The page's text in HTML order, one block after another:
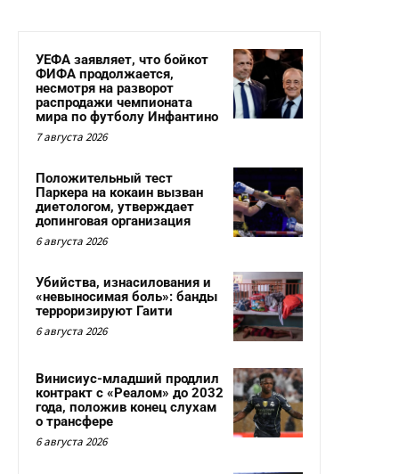
УЕФА заявляет, что бойкот
ФИФА продолжается,
несмотря на разворот
распродажи чемпионата
мира по футболу Инфантино
7 августа 2026
Положительный тест
Паркера на кокаин вызван
диетологом, утверждает
допинговая организация
6 августа 2026
Убийства, изнасилования и
«невыносимая боль»: банды
терроризируют Гаити
6 августа 2026
Винисиус-младший продлил
контракт с «Реалом» до 2032
года, положив конец слухам
о трансфере
6 августа 2026